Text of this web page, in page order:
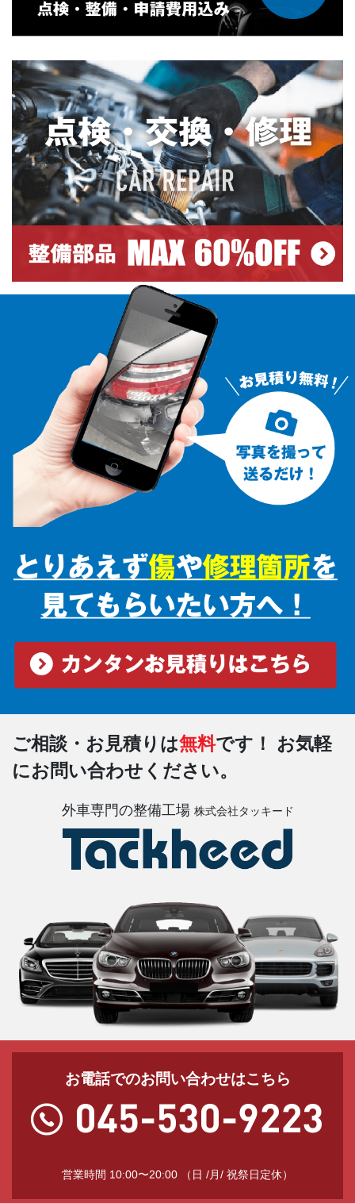
ご相談・お見積りは無料です！
お気軽
にお問い合わせください。
外車専門の整備工場 株式会社タッキード
お電話でのお問い合わせはこちら
営業時間 10:00〜20:00 （日 /月/ 祝祭日定休）